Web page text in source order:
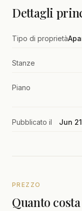
Dettagli
Tipo di proprietà
Stanze
Piano
Pubblicato il Jun
PREZZO
Quanto costa